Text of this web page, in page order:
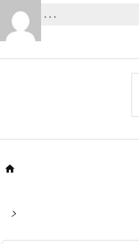

>